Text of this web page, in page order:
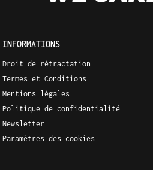
INFORMATIONS
Droit de rétractation
Termes et Conditions
Mentions légales
Politique de confidentialité
Newsletter
Paramètres des cookies